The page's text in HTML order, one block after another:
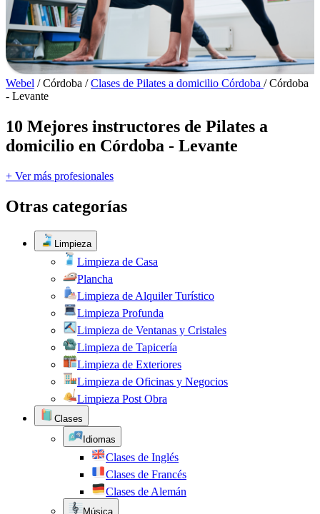
Webel / Córdoba / Clases de Pilates a domicilio Córdoba / Córdoba
- Levante
10 Mejores instructores de Pilates a
domicilio en Córdoba - Levante
+ Ver más profesionales
Otras categorías
Limpieza
Limpieza de Casa
Plancha
Limpieza de Alquiler Turístico
Limpieza Profunda
Limpieza de Ventanas y Cristales
Limpieza de Tapicería
Limpieza de Exteriores
Limpieza de Oficinas y Negocios
Limpieza Post Obra
Clases
Idiomas
Clases de Inglés
Clases de Francés
Clases de Alemán
Música